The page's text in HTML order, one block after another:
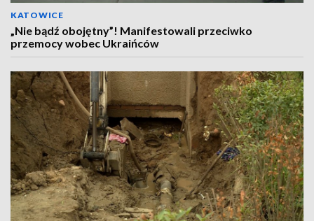
KATOWICE
„Nie bądź obojętny”! Manifestowali przeciwko
przemocy wobec Ukraińców